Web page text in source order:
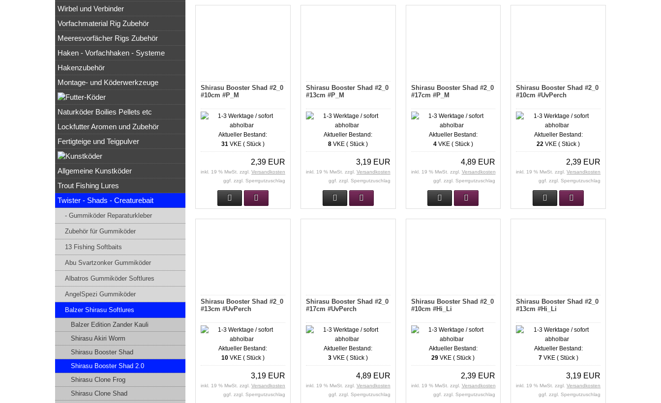
Shirasu Booster Shad #2_0
#10cm #P_M
Aktueller Bestand:
31VKE ( Stück )
2,39 EUR
inkl. 19 % MwSt. zzgl. Versandkosten
ggf. zzgl. Sperrgutzuschlag
Shirasu Booster Shad #2_0
#13cm #P_M
Aktueller Bestand:
8 VKE ( Stück )
3,19 EUR
inkl. 19 % MwSt. zzgl. Versandkosten
ggf. zzgl. Sperrgutzuschlag
Shirasu Booster Shad #2_0
#17cm #P_M
Aktueller Bestand:
4VKE ( Stück )
4,89 EUR
inkl. 19 % MwSt. zzgl. Versandkosten
ggf. zzgl. Sperrgutzuschlag
Shirasu Booster Shad #2_0
#10cm #UvPerch
Aktueller Bestand:
22 VKE ( Stück )
2,39 EUR
inkl. 19 % MwSt. zzgl.Versandkosten
ggf. zzgl. Sperrgutzuschlag
Shirasu Booster Shad #2_0
#13cm #UvPerch
Aktueller Bestand:
10VKE ( Stück )
3,19 EUR
inkl. 19 % MwSt. zzgl. Versandkosten
ggf. zzgl. Sperrgutzuschlag
Shirasu Booster Shad #2_0
#17cm #UvPerch
Aktueller Bestand:
3 VKE ( Stück )
4,89 EUR
inkl. 19 % MwSt. zzgl. Versandkosten
ggf. zzgl. Sperrgutzuschlag
Shirasu Booster Shad #2_0
#10cm #Hi_Li
Aktueller Bestand:
29 VKE ( Stück )
2,39 EUR
inkl. 19 % MwSt. zzgl. Versandkosten
ggf. zzgl. Sperrgutzuschlag
Shirasu Booster Shad #2_0
#13cm #Hi_Li
Aktueller Bestand:
7VKE ( Stück )
3,19 EUR
inkl. 19 % MwSt. zzgl.Versandkosten
ggf. zzgl. Sperrgutzuschlag
Wirbel und Verbinder
Vorfachmaterial Rig Zubehör
Meeresvorfächer Rigs Zubehör
Haken - Vorfachhaken - Systeme
Hakenzubehör
Montage- und Köderwerkzeuge
Naturköder Boilies Pellets etc
Lockfutter Aromen und Zubehör
Fertigteige und Teigpulver
Allgemeine Kunstköder
Trout Fishing Lures
Twister - Shads - Creaturebait
- Gummiköder Reparaturkleber
Zubehör für Gummiköder
13 Fishing Softbaits
Abu Svartzonker Gummiköder
Albatros Gummiköder Softlures
AngelSpezi Gummiköder
Balzer Shirasu Softlures
Balzer Edition Zander Kauli
Shirasu Akiri Worm
Shirasu Booster Shad
Shirasu Booster Shad 2.0
Shirasu Clone Frog
Shirasu Clone Shad